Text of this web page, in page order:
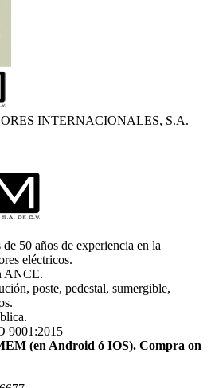
INTERNACIONALES, S.A.
50 años de experiencia en la
eléctricos.
ANCE.
poste, pedestal, sumergible,
9001:2015
(en Android ó IOS). Compra on